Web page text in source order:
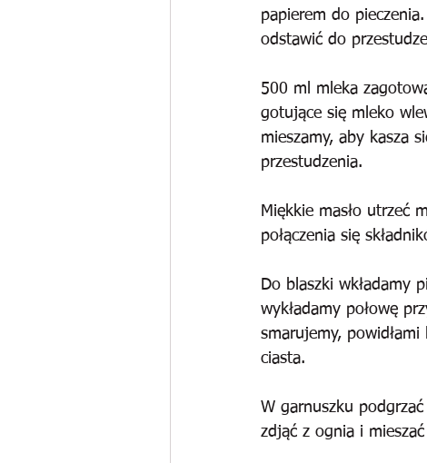
papierem do
odstawić do
500 ml mleka
gotujące się mleko
mieszamy, aby kasza
przestudzenia.
Miękkie masło utrzeć
połączenia się
Do blaszki wkładamy
wykładamy połowę
smarujemy,
ciasta.
W garnuszku
zdjąć z ognia i